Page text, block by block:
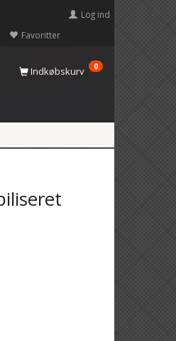
Favoritter
Log ind
Indkøbskurv 0